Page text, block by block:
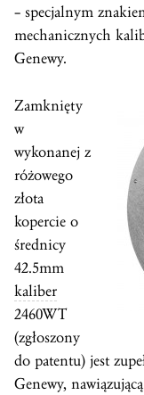
– specjalnym
mechanicznych
Genewy.
Zamknięty
w
wykonanej z
różowego
złota
kopercie o
średnicy
42.5mm
kaliber
2460WT
(zgłoszony
do patentu) jest
Genewy,